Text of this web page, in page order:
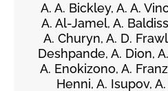
A. A. Bickley, A. A.
A. Al-Jamel, A.
A. Churyn, A. D.
Deshpande, A. Dion,
A. Enokizono, A.
Henni, A. Isupov,